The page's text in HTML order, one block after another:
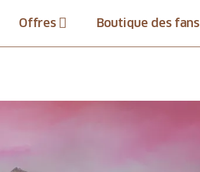
Offres Boutique des fans